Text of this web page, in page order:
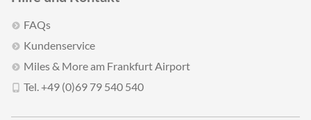
FAQs
Kundenservice
Miles & More am Frankfurt Airport
Tel. +49 (0)69 79 540 540